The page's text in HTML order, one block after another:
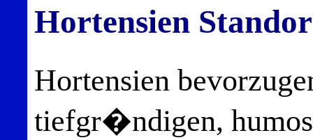
Hortensien
Hortensien
tiefgr�ndigen,